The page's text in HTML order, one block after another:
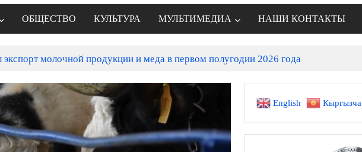
ОБЩЕСТВО КУЛЬТУРА МУЛЬТИМЕДИА НАШИ КОНТАКТЫ
экспорт молочной продукции и меда в первом полугодии 2026 года
English Кыргызча